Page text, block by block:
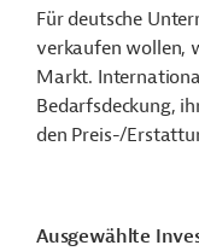
Für deutsche
verkaufen wollen,
Markt.
Bedarfsdeckung,
den Preis-/
Ausgewählte